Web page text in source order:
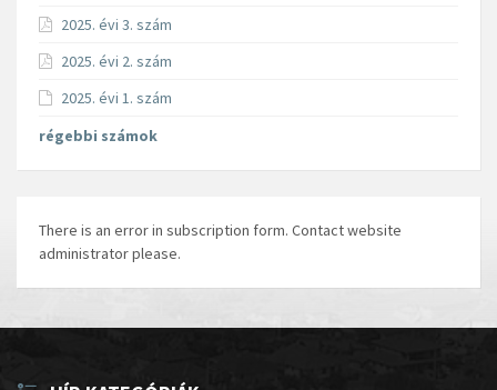
2025. évi 3. szám
2025. évi 2. szám
2025. évi 1. szám
régebbi számok
There is an error in subscription form. Contact website
administrator please.